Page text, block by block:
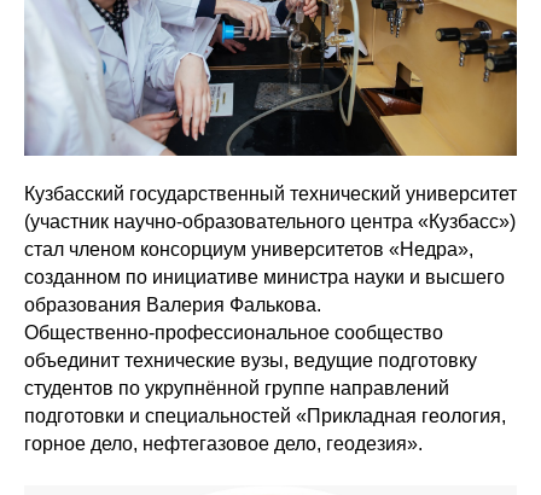
Кузбасский государственный технический университет
(участник научно-образовательного центра «Кузбасс»)
стал членом консорциум университетов «Недра»,
созданном по инициативе министра науки и высшего
образования Валерия Фалькова.
Общественно-профессиональное сообщество
объединит технические вузы, ведущие подготовку
студентов по укрупнённой группе направлений
подготовки и специальностей «Прикладная геология,
горное дело, нефтегазовое дело, геодезия».